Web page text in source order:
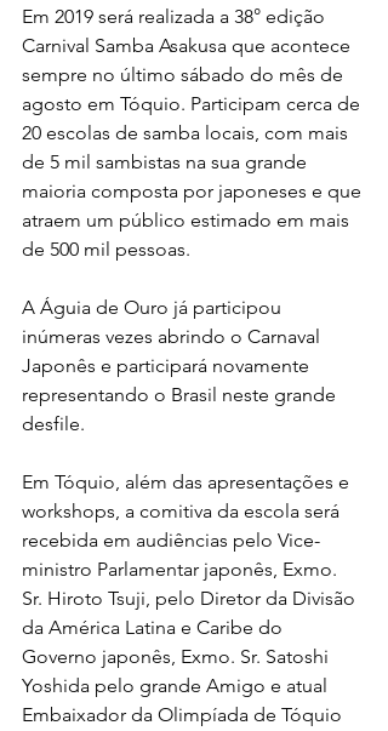
Em 2019 será realizada a 38° edição
Carnival Samba Asakusa que acontece
sempre no último sábado do mês de
agosto em Tóquio. Participam cerca de
20 escolas de samba locais, com mais
de 5 mil sambistas na sua grande
maioria composta por japoneses e que
atraem um público estimado em mais
de 500 mil pessoas.
A Águia de Ouro já participou
inúmeras vezes abrindo o Carnaval
Japonês e participará novamente
representando o Brasil neste grande
desfile.
Em Tóquio, além das apresentações e
workshops, a comitiva da escola será
recebida em audiências pelo Vice-
ministro Parlamentar japonês, Exmo.
Sr. Hiroto Tsuji, pelo Diretor da Divisão
da América Latina e Caribe do
Governo japonês, Exmo. Sr. Satoshi
Yoshida pelo grande Amigo e atual
Embaixador da Olimpíada de Tóquio